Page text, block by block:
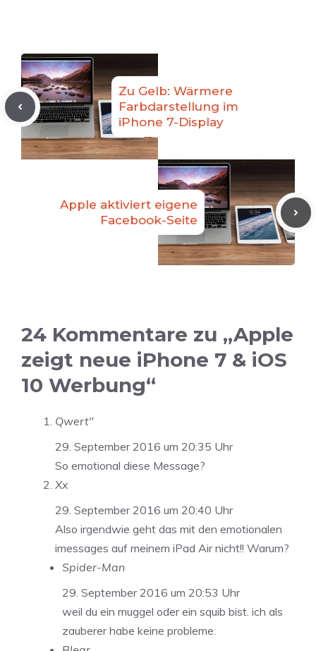
Zu Gelb: Wärmere
Farbdarstellung im
iPhone 7-Display
Apple aktiviert eigene
Facebook-Seite
24 Kommentare zu „Apple
zeigt neue iPhone 7 & iOS
10 Werbung“
Qwert"
29. September 2016 um 20:35 Uhr
So emotional diese Message?
Xx
29. September 2016 um 20:40 Uhr
Also irgendwie geht das mit den emotionalen
imessages auf meinem iPad Air nicht!! Warum?
Spider-Man
29. September 2016 um 20:53 Uhr
weil du ein muggel oder ein squib bist. ich als
zauberer habe keine probleme.